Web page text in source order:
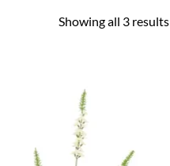
Showing all 3 results
AAN JOUW
FAVORIETEN